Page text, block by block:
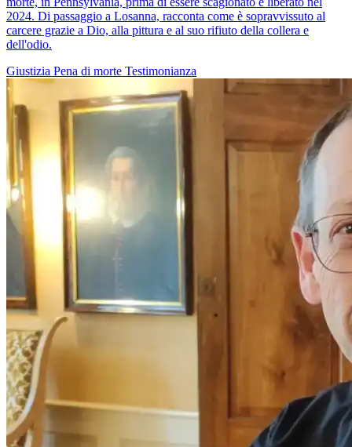
2024. Di passaggio a Losanna, racconta come è sopravvissuto al
carcere grazie a Dio, alla pittura e al suo rifiuto della collera e
dell'odio.
Giustizia Pena di morte Testimonianza